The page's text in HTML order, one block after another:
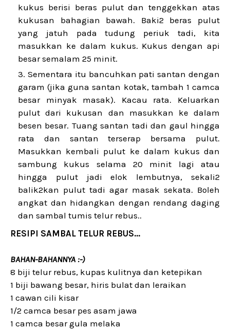
kukus berisi beras pulut dan tenggekkan atas
kukusan bahagian bawah. Baki2 beras pulut
yang jatuh pada tudung periuk tadi, kita
masukkan ke dalam kukus. Kukus dengan api
besar semalam 25 minit.
Sementara itu bancuhkan pati santan dengan
garam (jika guna santan kotak, tambah 1 camca
besar minyak masak). Kacau rata. Keluarkan
pulut dari kukusan dan masukkan ke dalam
besen besar. Tuang santan tadi dan gaul hingga
rata dan santan terserap bersama pulut.
Masukkan kembali pulut ke dalam kukus dan
sambung kukus selama 20 minit lagi atau
hingga pulut jadi elok lembutnya, sekali2
balik2kan pulut tadi agar masak sekata. Boleh
angkat dan hidangkan dengan rendang daging
dan sambal tumis telur rebus..
RESIPI SAMBAL TELUR REBUS...
BAHAN-BAHANNYA :-)
8 biji telur rebus, kupas kulitnya dan ketepikan
1 biji bawang besar, hiris bulat dan leraikan
1 cawan cili kisar
1/2 camca besar pes asam jawa
1 camca besar gula melaka